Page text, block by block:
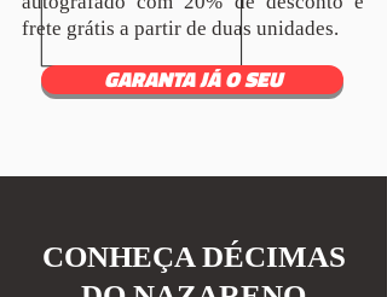
frete grátis a partir de duas unidades.
GARANTA JÁ O SEU
CONHEÇA DÉCIMAS